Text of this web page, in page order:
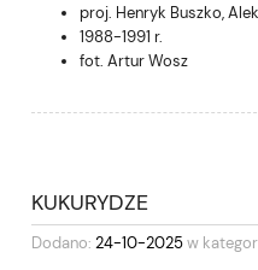
proj. Henryk Buszko,
1988-1991 r.
fot. Artur Wosz
KUKURYDZE
Dodano: 24-10-2025w